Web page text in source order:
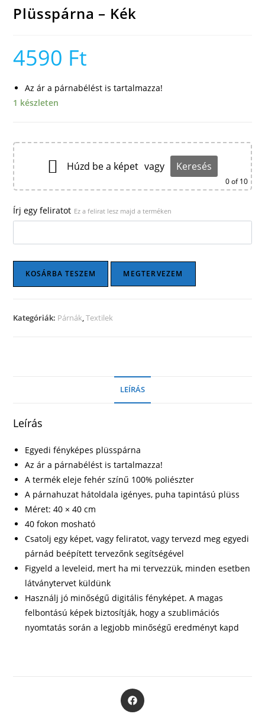
Plüsspárna – Kék
4590 Ft
Az ár a párnabélést is tartalmazza!
1 készleten
Húzd be a képet vagy Keresés
0of 10
Írj egy feliratot Ez a felirat lesz majd a terméken
Plüsspárna
KOSÁRBA TESZEM MEGTERVEZEM
Kategóriák: Párnák,Textilek
LEÍRÁS
Leírás
Egyedi fényképes plüsspárna
Az ár a párnabélést is tartalmazza!
A termék eleje fehér színű 100% poliészter
A párnahuzat hátoldala igényes, puha tapintású plüss
Méret: 40 × 40 cm
40 fokon mosható
Csatolj egy képet, vagy feliratot, vagy tervezd meg egyedi
párnád beépített tervezőnk segítségével
Figyeld a leveleid, mert ha mi tervezzük, minden esetben
látványtervet küldünk
Használj jó minőségű digitális fényképet. A magas
felbontású képek biztosítják, hogy a szublimációs
nyomtatás során a legjobb minőségű eredményt kapd
Opens
in